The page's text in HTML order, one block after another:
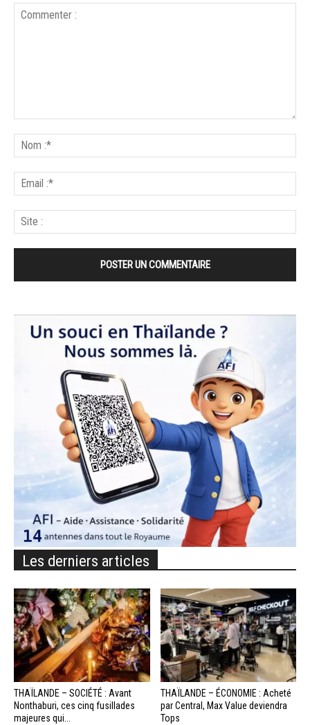
Les derniers articles
THAÏLANDE – SOCIÉTÉ : Avant
Nonthaburi, ces cinq fusillades
majeures qui...
THAÏLANDE – ÉCONOMIE : Acheté
par Central, Max Value deviendra
Tops